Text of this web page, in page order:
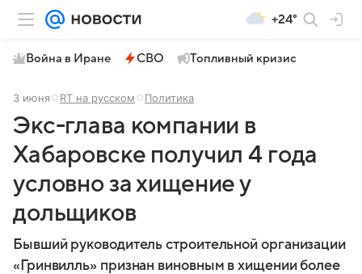
+24°
Война в Иране СВО Топливный кризис
3 июня RT на русском Политика
Экс-глава компании в
Хабаровске получил 4 года
условно за хищение у
дольщиков
Бывший руководитель строительной организации
«Гринвилль» признан виновным в хищении более